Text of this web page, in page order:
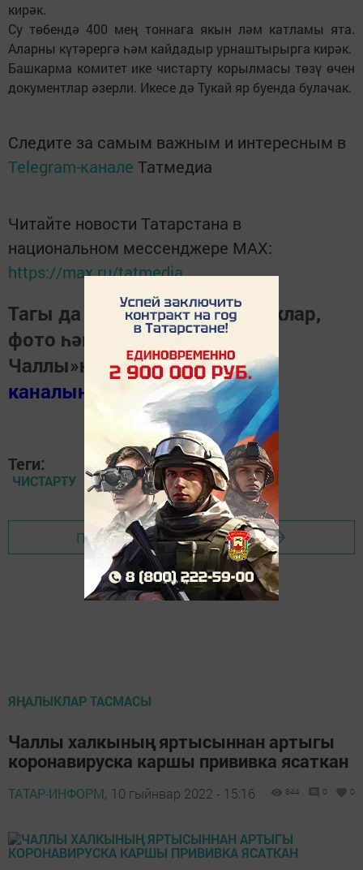
кирәк.
Су төбендә 400 мең тоннага якын ләм катламы ята.
Аларны күтәрергә һәм кайдадыр урнаштырырга кирәк.
Башкарма комитет ике чистарту корылмасы төзү өчен
документлар әзерли. Икесе дә Тукай яр буенда булачак.
Следите за самым важным и интересным в
Telegram-канале Татмедиа
Читайте новости Татарстана в
национальном мессенджере MАХ:
https://max.ru/tatmedia
Тагы да кызыклырак яңалыклар,
фото һәм видеолар «Шәһри
Чаллы»ның MAX
каналында
(язылыгыз).
Теги:
ЧИСТАРТУ
Перейти на страницу новости
ЯҢАЛЫКЛАР ТАСМАСЫ
Чаллы халкының яртысыннан артыгы
коронавируска каршы прививка ясаткан
ТАТАР-ИНФОРМ, 10 гыйнвар 2022 - 15:16 844 0 0